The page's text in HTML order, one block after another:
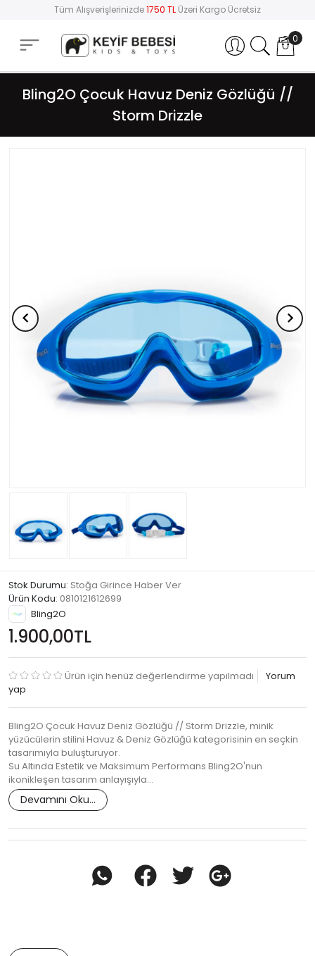
Tüm Alışverişlerinizde1750 TL Üzeri Kargo Ücretsiz
Hesabım 0
Bling2O Çocuk Havuz Deniz Gözlüğü //
Storm Drizzle
Stok Durumu: Stoğa Girince Haber Ver
Ürün Kodu: 0810121612699
Bling2O
1.900,00TL
Ürün için henüz değerlendirme yapılmadı
Yorum
yap
Bling2O Çocuk Havuz Deniz Gözlüğü // Storm Drizzle, minik
yüzücülerin stilini Havuz & Deniz Gözlüğü kategorisinin en seçkin
tasarımıyla buluşturuyor.
Su Altında Estetik ve Maksimum Performans Bling2O'nun
ikonikleşen tasarım anlayışıyla…
Devamını Oku...